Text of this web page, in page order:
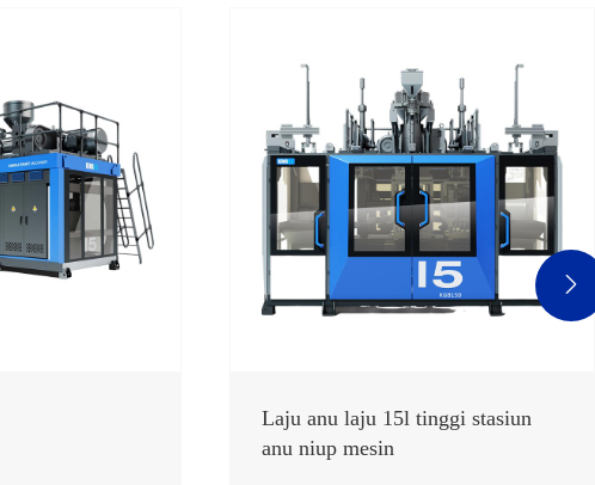
Laju anu laju 15l tinggi stasiun
anu niup mesin
